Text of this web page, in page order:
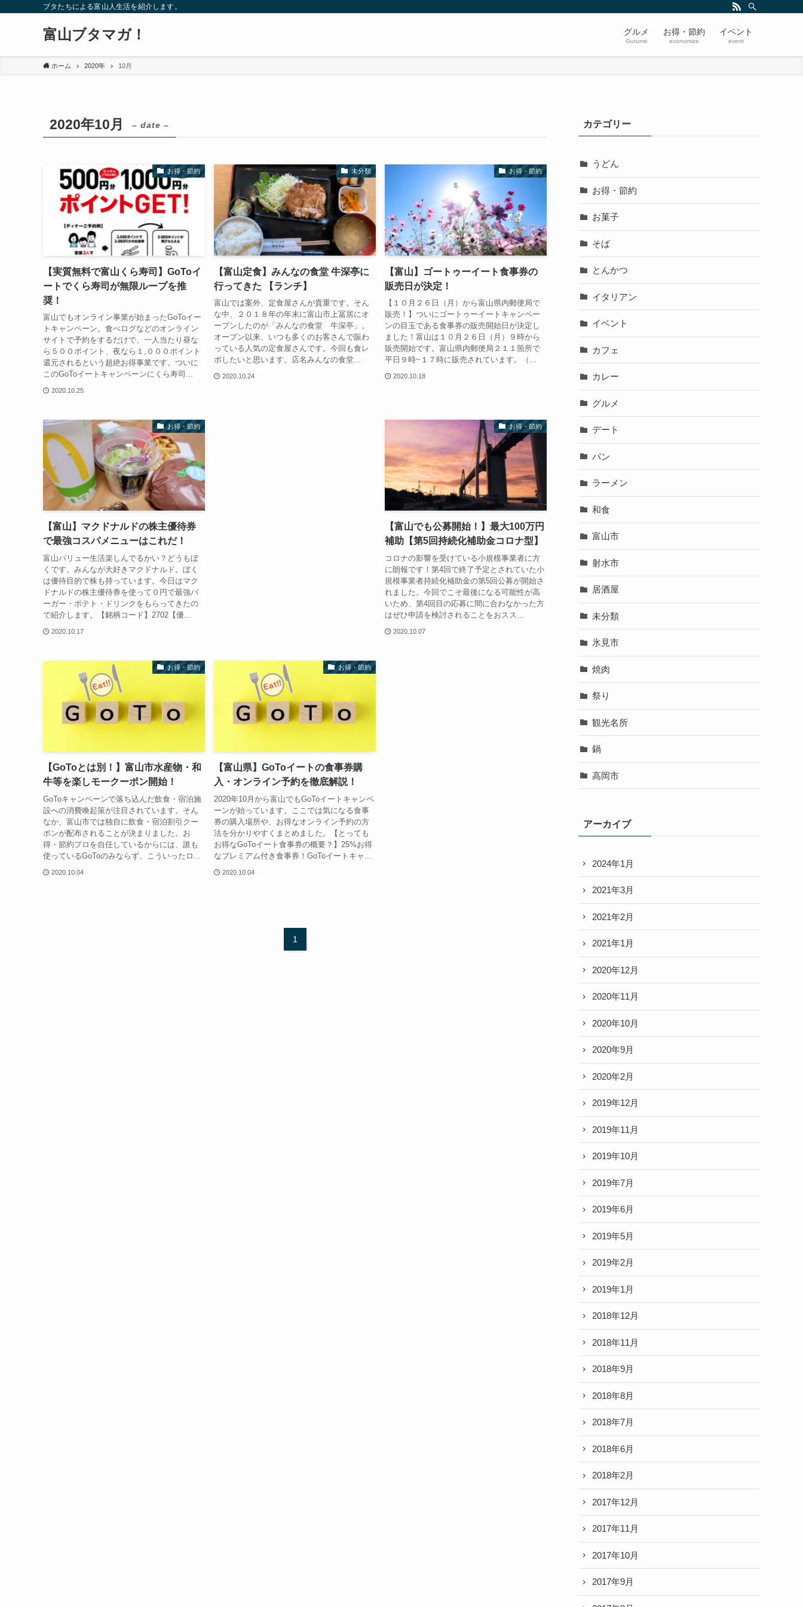
ブタたちによる富山人生活を紹介します。
富山ブタマガ！ グルメ
Gurume
お得・節約
economize
イベント
event
ホーム 2020年 10月
2020年10月 – date –
お得・節約
【実質無料で富山くら寿司】GoToイ
ートでくら寿司が無限ループを推
奨！
富山でもオンライン事業が始まったGoToイー
トキャンペーン。食べログなどのオンライン
サイトで予約をするだけで、一人当たり昼な
ら５００ポイント、夜なら１,０００ポイント
還元されるという超絶お得事業です。ついに
このGoToイートキャンペーンにくら寿司...
2020.10.25
未分類
【富山定食】みんなの食堂 牛深亭に
行ってきた 【ランチ】
富山では案外、定食屋さんが貴重です。そん
な中、２０１８年の年末に富山市上冨居にオ
ープンしたのが「みんなの食堂 牛深亭」。
オープン以来、いつも多くのお客さんで賑わ
っている人気の定食屋さんです。今回も食レ
ポしたいと思います。店名みんなの食堂...
2020.10.24
お得・節約
【富山】ゴートゥーイート食事券の
販売日が決定！
【１０月２６日（月）から富山県内郵便局で
販売！】ついにゴートゥーイートキャンペー
ンの目玉である食事券の販売開始日が決定し
ました！富山は１０月２６日（月）９時から
販売開始です。富山県内郵便局２１１箇所で
平日９時~１７時に販売されています。（...
2020.10.18
お得・節約
【富山】マクドナルドの株主優待券
で最強コスパメニューはこれだ！
富山バリュー生活楽しんでるかい？どうもぼ
くです。みんなが大好きマクドナルド。ぼく
は優待目的で株も持っています。今日はマク
ドナルドの株主優待券を使って０円で最強バ
ーガー・ポテト・ドリンクをもらってきたの
で紹介します。【銘柄コード】2702【優...
2020.10.17
お得・節約
【富山でも公募開始！】最大100万円
補助【第5回持続化補助金コロナ型】
コロナの影響を受けている小規模事業者に方
に朗報です！第4回で終了予定とされていた小
規模事業者持続化補助金の第5回公募が開始さ
れました。今回でこそ最後になる可能性が高
いため、第4回目の応募に間に合わなかった方
はぜひ申請を検討されることをおスス...
2020.10.07
お得・節約
【GoToとは別！】富山市水産物・和
牛等を楽しモークーポン開始！
GoToキャンペーンで落ち込んだ飲食・宿泊施
設への消費喚起策が注目されています。そん
なか、富山市では独自に飲食・宿泊割引クー
ポンが配布されることが決まりました。お
得・節約プロを自任しているからには、誰も
使っているGoToのみならず、こういったロ...
2020.10.04
お得・節約
【富山県】GoToイートの食事券購
入・オンライン予約を徹底解説！
2020年10月から富山でもGoToイートキャンペ
ーンが始っています。ここでは気になる食事
券の購入場所や、お得なオンライン予約の方
法を分かりやすくまとめました。【とっても
お得なGoToイート食事券の概要？】25%お得
なプレミアム付き食事券！GoToイートキャ...
2020.10.04
1
カテゴリー
うどん
お得・節約
お菓子
そば
とんかつ
イタリアン
イベント
カフェ
カレー
グルメ
デート
パン
ラーメン
和食
富山市
射水市
居酒屋
未分類
氷見市
焼肉
祭り
観光名所
鍋
高岡市
アーカイブ
2024年1月
2021年3月
2021年2月
2021年1月
2020年12月
2020年11月
2020年10月
2020年9月
2020年2月
2019年12月
2019年11月
2019年10月
2019年7月
2019年6月
2019年5月
2019年2月
2019年1月
2018年12月
2018年11月
2018年9月
2018年8月
2018年7月
2018年6月
2018年2月
2017年12月
2017年11月
2017年10月
2017年9月